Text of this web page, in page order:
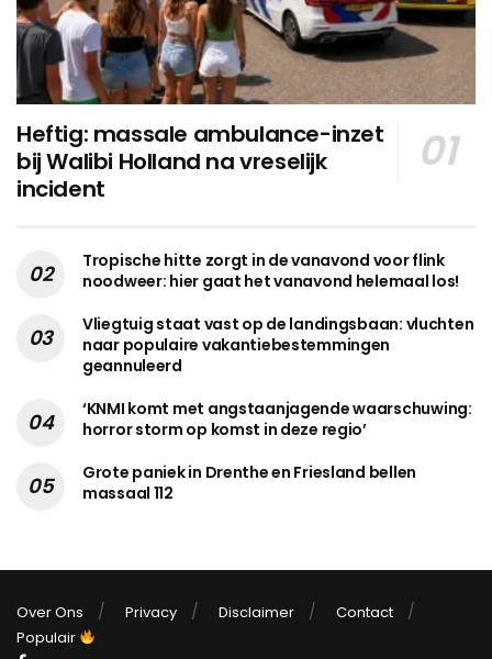
Heftig: massale ambulance-inzet
bij Walibi Holland na vreselijk
incident
Tropische hitte zorgt in de vanavond voor flink
noodweer: hier gaat het vanavond helemaal los!
Vliegtuig staat vast op de landingsbaan: vluchten
naar populaire vakantiebestemmingen
geannuleerd
‘KNMI komt met angstaanjagende waarschuwing:
horror storm op komst in deze regio’
Grote paniek in Drenthe en Friesland bellen
massaal 112
Over Ons Privacy Disclaimer
Contact
Populair